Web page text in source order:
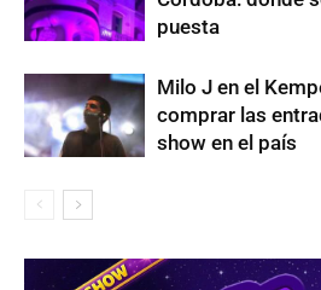
puesta
Milo J en el
comprar las
show en el país